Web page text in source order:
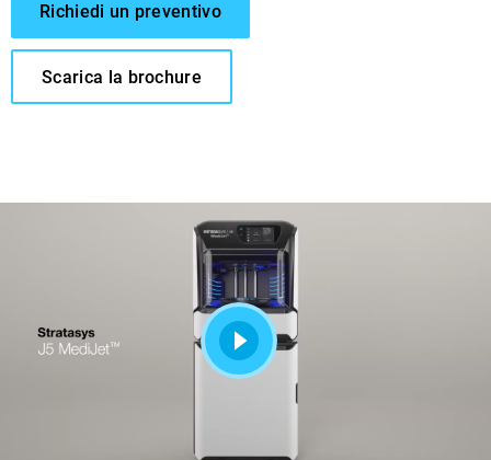
Richiedi un preventivo
Scarica la brochure